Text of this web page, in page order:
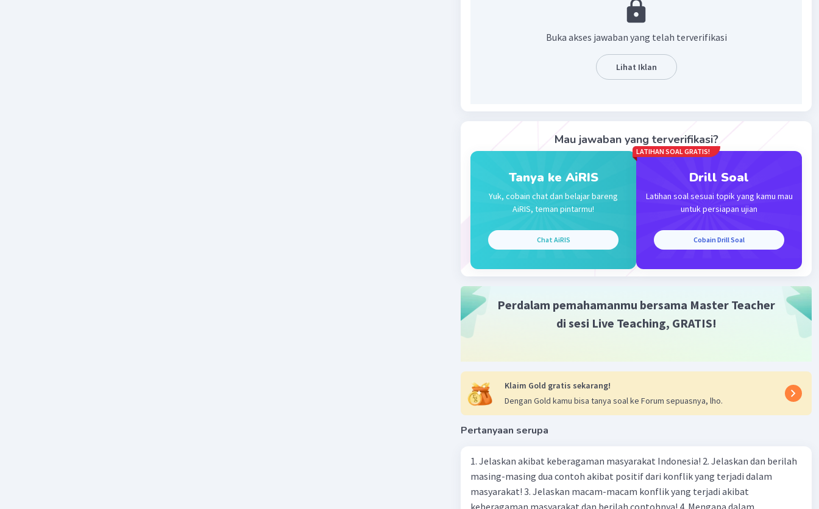
merantau, melupakan ibunya dan merendahkan asal usulnya.
Akibatnya, ia mengalami kutukan dari ibunya yang mengubahnya
menjadi batu. Simpulan dari cerita ini adalah bahwa kesombongan
dan ketidakpedulian terhadap keluarga dapat mendatangkan
bencana, serta pentingnya tetap rendah hati dan menghargai orang
tua, tidak peduli seberapa sukses kita.
Buka akses jawaban yang telah terverifikasi
Lihat Iklan
Mau jawaban yang terverifikasi?
Tanya ke AiRIS
Yuk, cobain chat dan belajar bareng
AiRIS, teman pintarmu!
Chat AiRIS
LATIHAN SOAL GRATIS!
Drill Soal
Latihan soal sesuai topik yang kamu mau
untuk persiapan ujian
Cobain Drill Soal
Perdalam pemahamanmu bersama Master Teacher
di sesi Live Teaching, GRATIS!
Klaim Gold gratis sekarang!
Dengan Gold kamu bisa tanya soal ke Forum sepuasnya, lho.
Pertanyaan serupa
1. Jelaskan akibat keberagaman masyarakat Indonesia! 2. Jelaskan dan berilah
masing-masing dua contoh akibat positif dari konflik yang terjadi dalam
masyarakat! 3. Jelaskan macam-macam konflik yang terjadi akibat
keberagaman masyarakat dan berilah contohnya! 4. Mengapa dalam